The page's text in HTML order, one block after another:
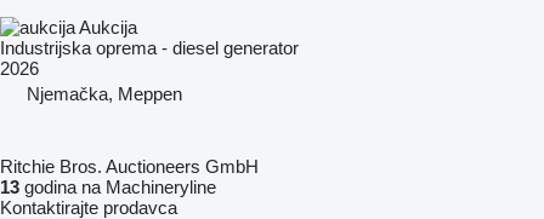
Aukcija
Industrijska oprema - diesel generator
2026
Njemačka, Meppen
Ritchie Bros. Auctioneers GmbH
13 godina na Machineryline
Kontaktirajte prodavca